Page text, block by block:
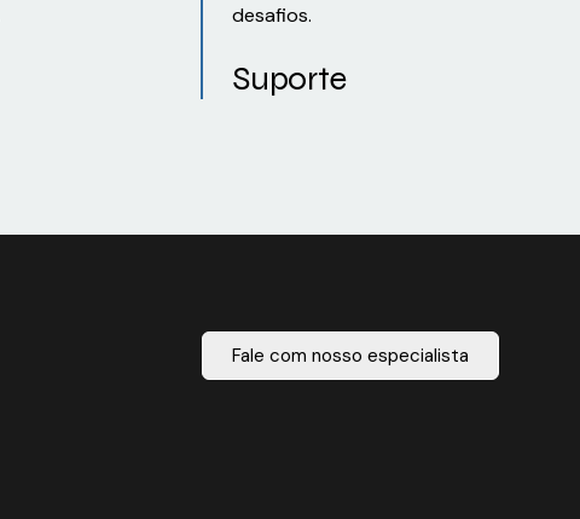
desafios.
Suporte
Fale com nosso especialista